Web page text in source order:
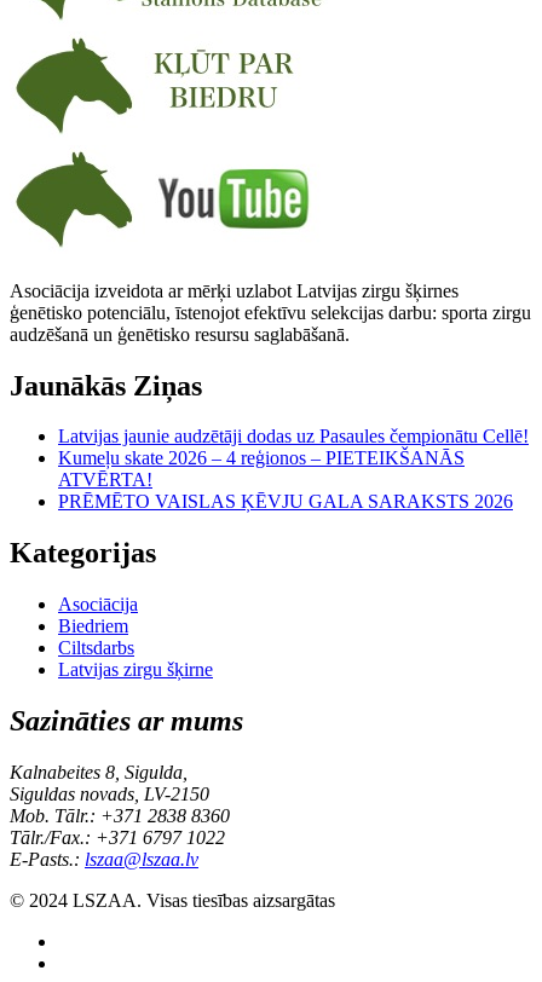
Asociācija izveidota ar mērķi uzlabot Latvijas zirgu šķirnes
ģenētisko potenciālu, īstenojot efektīvu selekcijas darbu: sporta zirgu
audzēšanā un ģenētisko resursu saglabāšanā.
Jaunākās Ziņas
Latvijas jaunie audzētāji dodas uz Pasaules čempionātu Cellē!
Kumeļu skate 2026 – 4 reģionos – PIETEIKŠANĀS
ATVĒRTA!
PRĒMĒTO VAISLAS ĶĒVJU GALA SARAKSTS 2026
Kategorijas
Asociācija
Biedriem
Ciltsdarbs
Latvijas zirgu šķirne
Sazināties ar mums
Kalnabeites 8, Sigulda,
Siguldas novads, LV-2150
Mob. Tālr.: +371 2838 8360
Tālr./Fax.: +371 6797 1022
E-Pasts.: lszaa@lszaa.lv
© 2024 LSZAA. Visas tiesības aizsargātas